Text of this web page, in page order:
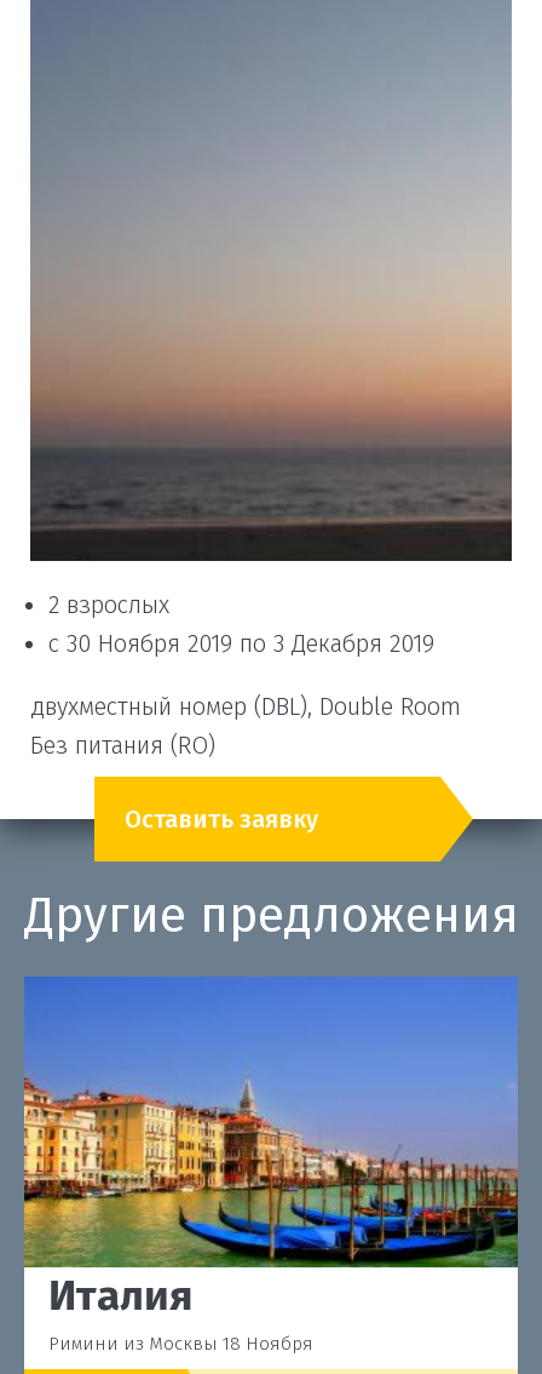
2 взрослых
с 30 Ноября 2019 по 3 Декабря 2019
двухместный номер (DBL), Double Room
Без питания (RO)
Оставить заявку
Другие предложения
Италия
Римини из Москвы 18 Ноября